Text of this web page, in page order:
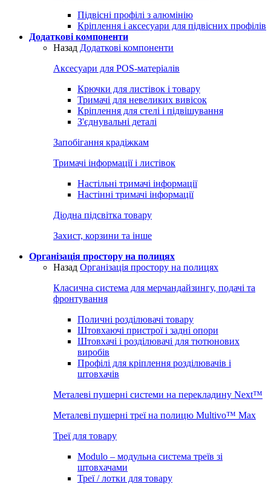
Підвісні профілі з алюмінію
Кріплення і аксесуари для підвісних профілів
Додаткові компоненти
Назад Додаткові компоненти
Аксесуари для POS-матеріалів
Крючки для листівок і товару
Тримачі для невеликих вивісок
Кріплення для стелі і підвішування
З'єднувальні деталі
Запобігання крадіжкам
Тримачі інформації і листівок
Настільні тримачі інформації
Настінні тримачі інформації
Діодна підсвітка товару
Захист, корзини та інше
Організація простору на полицях
Назад Організація простору на полицях
Класична система для мерчандайзингу, подачі та
фронтування
Поличні розділювачі товару
Штовхаючі пристрої і задні опори
Штовхачі і розділювачі для тютюнових
виробів
Профілі для кріплення розділювачів і
штовхачів
Металеві пушерні системи на перекладину Next™
Металеві пушерні треї на полицю Multivo™ Max
Треї для товару
Modulo – модульна система треїв зі
штовхачами
Треї / лотки для товару